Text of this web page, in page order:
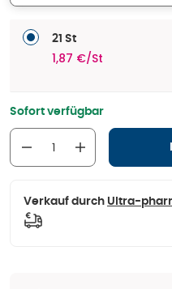
21 St
1,87 €/St
Sofort verfügbar
Verkauf durch Ultra-